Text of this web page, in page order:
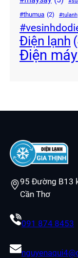
#thumua (2) #tulanh
Điện lạnh
Điện
95 Đường B13
Cần Thơ
091 874 8453